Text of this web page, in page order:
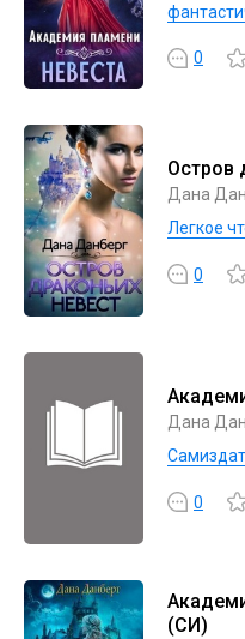
0
Остров
Дана
Легкое
0
Дана
Самиздат
0
(СИ)